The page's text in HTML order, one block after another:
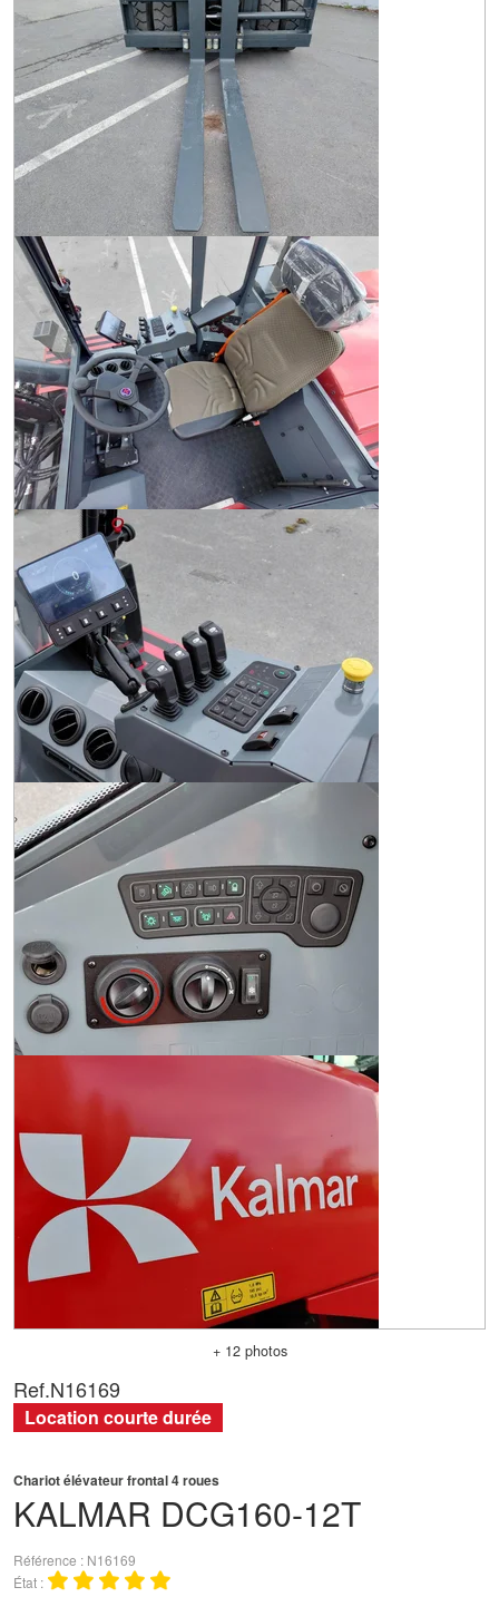
+ 12 photos
KALMAR DCG160-12T
Chariot élévateur frontal 4 roues
Référence
N16169
État
Ref.N16169
Location courte durée